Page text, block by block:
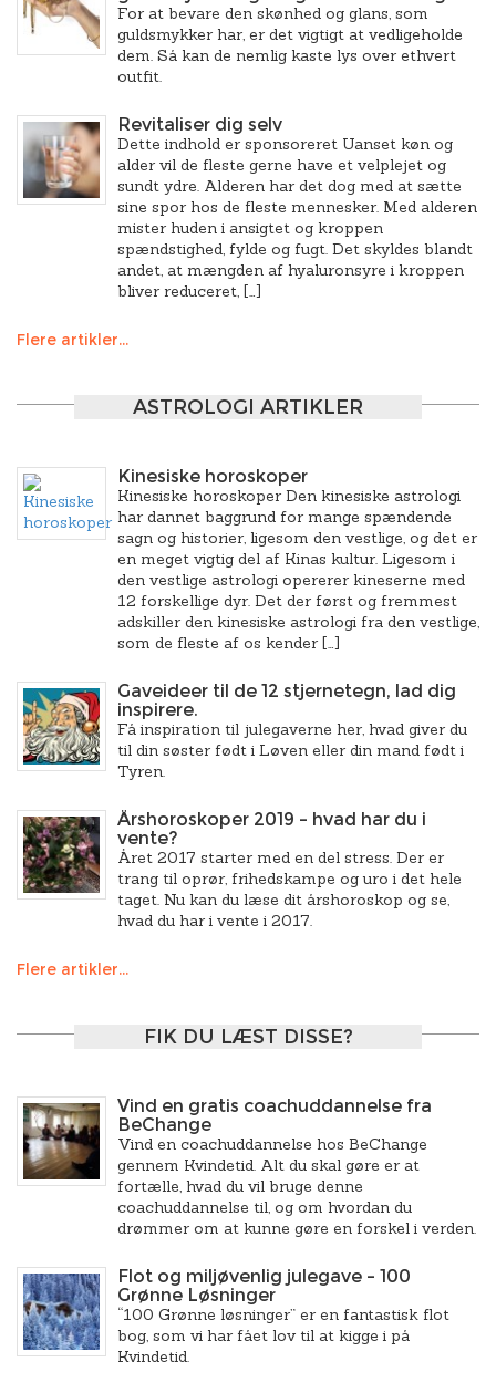
For at bevare den skønhed og glans, som
guldsmykker har, er det vigtigt at vedligeholde
dem. Så kan de nemlig kaste lys over ethvert
outfit.
Revitaliser dig selv
Dette indhold er sponsoreret Uanset køn og
alder vil de fleste gerne have et velplejet og
sundt ydre. Alderen har det dog med at sætte
sine spor hos de fleste mennesker. Med alderen
mister huden i ansigtet og kroppen
spændstighed, fylde og fugt. Det skyldes blandt
andet, at mængden af hyaluronsyre i kroppen
bliver reduceret, […]
Flere artikler...
ASTROLOGI ARTIKLER
Kinesiske horoskoper
Kinesiske horoskoper Den kinesiske astrologi
har dannet baggrund for mange spændende
sagn og historier, ligesom den vestlige, og det er
en meget vigtig del af Kinas kultur. Ligesom i
den vestlige astrologi opererer kineserne med
12 forskellige dyr. Det der først og fremmest
adskiller den kinesiske astrologi fra den vestlige,
som de fleste af os kender […]
Gaveideer til de 12 stjernetegn, lad dig
inspirere.
Få inspiration til julegaverne her, hvad giver du
til din søster født i Løven eller din mand født i
Tyren.
Årshoroskoper 2019 – hvad har du i
vente?
Året 2017 starter med en del stress. Der er
trang til oprør, frihedskampe og uro i det hele
taget. Nu kan du læse dit årshoroskop og se,
hvad du har i vente i 2017.
Flere artikler...
FIK DU LÆST DISSE?
Vind en gratis coachuddannelse fra
BeChange
Vind en coachuddannelse hos BeChange
gennem Kvindetid. Alt du skal gøre er at
fortælle, hvad du vil bruge denne
coachuddannelse til, og om hvordan du
drømmer om at kunne gøre en forskel i verden.
Flot og miljøvenlig julegave – 100
Grønne Løsninger
“100 Grønne løsninger” er en fantastisk flot
bog, som vi har fået lov til at kigge i på
Kvindetid.